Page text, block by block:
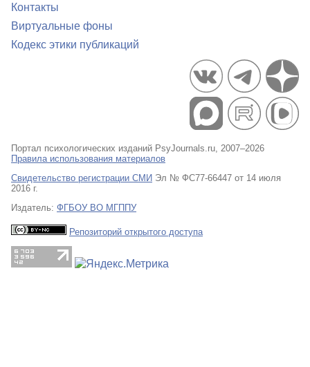
Контакты
Виртуальные фоны
Кодекс этики публикаций
Портал психологических изданий PsyJournals.ru, 2007–2026
Правила использования материалов
Свидетельство регистрации СМИ Эл № ФС77-66447 от 14 июля
2016 г.
Издатель: ФГБОУ ВО МГППУ
Репозиторий открытого доступа